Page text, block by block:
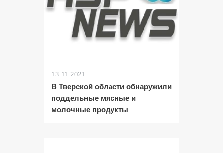
13.11.2021
В Тверской области обнаружили
поддельные мясные и
молочные продукты